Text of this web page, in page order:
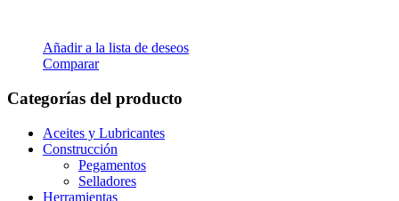
Añadir a la lista de deseos
Comparar
Categorías del producto
Aceites y Lubricantes
Construcción
Pegamentos
Selladores
Herramientas